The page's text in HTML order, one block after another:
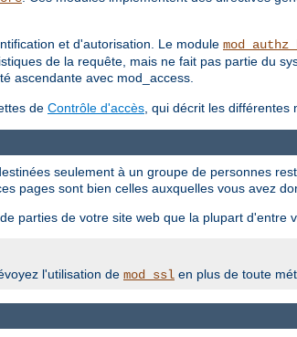
et d'autorisation. Le module
de la requête, mais ne fait pas partie du
ascendante avec mod_access.
de Contrôle d'accès , qui décrit les
seulement à un groupe de personnes
pages sont bien celles auxquelles vous avez
parties de votre site web que la plupart d'entre
l'utilisation de mod_ssl en plus de toute